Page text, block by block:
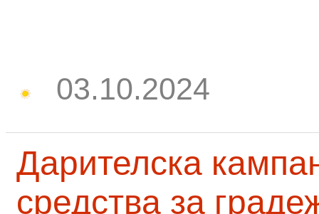
03.10.2024
Дарителска
средства за